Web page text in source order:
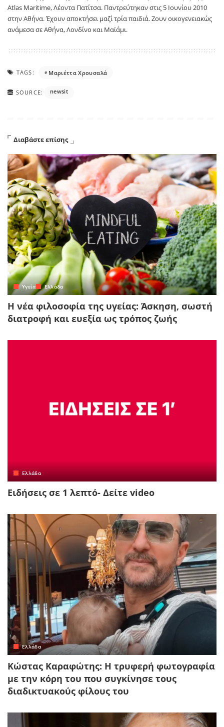
Atlas Maritime, Λέοντα Πατίτσα. Παντρεύτηκαν στις 5 Ιουνίου 2010
στην Αθήνα. Έχουν αποκτήσει μαζί τρία παιδιά. Ζουν οικογενειακώς
ανάμεσα σε Αθήνα, Λονδίνο και Μαϊάμι.
TAGS: Μαριέττα Χρουσαλά
SOURCE: newsit
Διαβάστε επίσης
Yγεία Ελλάδα
Η νέα φιλοσοφία της υγείας: Άσκηση, σωστή
διατροφή και ευεξία ως τρόπος ζωής
Ελλάδα
Ειδήσεις σε 1 λεπτό- Δείτε video
Ελλάδα
Κώστας Καραφώτης: Η τρυφερή φωτογραφία
με την κόρη του που συγκίνησε τους
διαδικτυακούς φίλους του